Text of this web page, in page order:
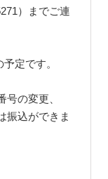
）までご連
定です。
の変更、
振込ができま